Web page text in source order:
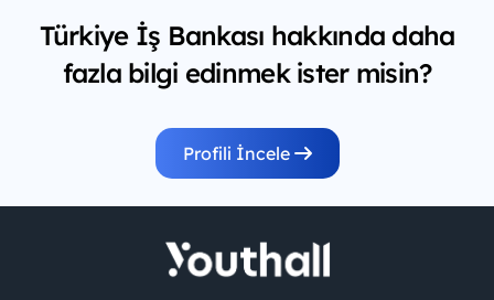
Türkiye İş Bankası hakkında daha
fazla bilgi edinmek ister misin?
Profili İncele